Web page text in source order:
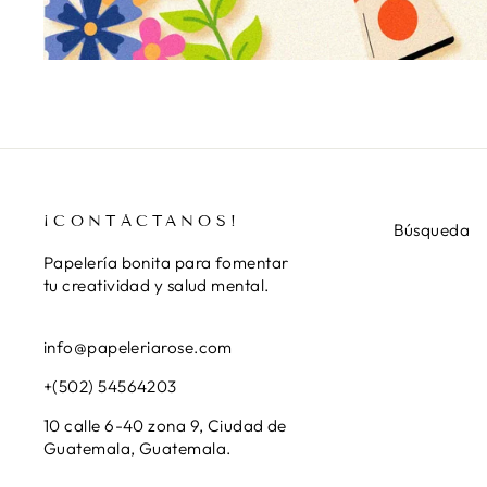
¡CONTÁCTANOS!
Papelería bonita para fomentar
tu creatividad y salud mental.
info@papeleriarose.com
+(502) 54564203
10 calle 6-40 zona 9, Ciudad de
Guatemala, Guatemala.
Búsqueda